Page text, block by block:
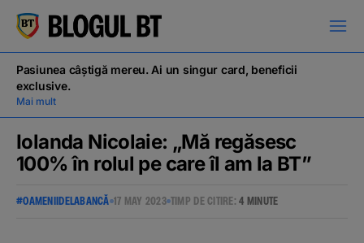
кириллица
Pasiunea câștigă mereu. Ai un singur card, beneficii
exclusive.
Mai mult
Iolanda Nicolaie: „Mă regăsesc
100% în rolul pe care îl am la BT”
#OAMENIIDELABANCĂ 17 MAY 2023 TIMP DE CITIRE:4 MINUTE